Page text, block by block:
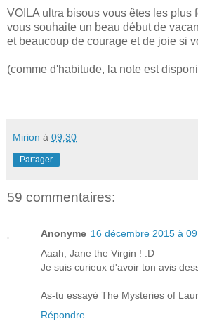
VOILA ultra bisous vous êtes les plus
vous souhaite un beau début de
et beaucoup de courage et de joie si
(comme d'habitude, la note est
Mirion à 09:30
Partager
59 commentaires:
Anonyme 16 décembre 2015 à
Aaah, Jane the Virgin ! :D
Je suis curieux d'avoir ton avis
As-tu essayé The Mysteries of
Répondre